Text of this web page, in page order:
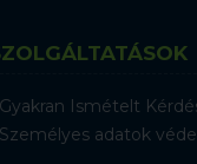
Gyakran Ismételt
Személyes adatok